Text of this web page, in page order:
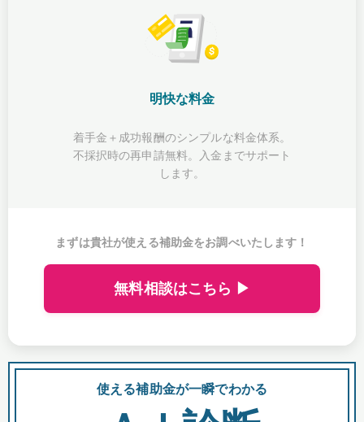
明快な料金
着手金＋成功報酬のシンプルな料金体系。
不採択時の再申請無料。入金までサポート
します。
まずは貴社が使える補助金をお調べいたします！
無料相談はこちら ▶
使える補助金が一瞬でわかる